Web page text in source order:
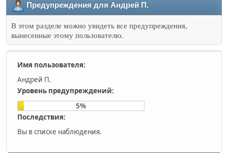
Предупреждения для Андрей П.
В этом разделе можно увидеть все предупреждения,
вынесенные этому пользователю.
Имя пользователя:
Андрей П.
Уровень предупреждений:
5%
Последствия:
Вы в списке наблюдения.